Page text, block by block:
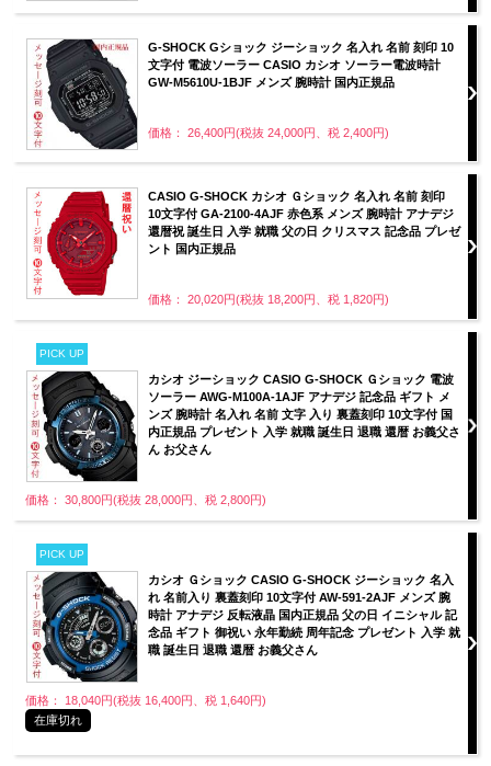
G-SHOCK Gショック ジーショック 名入れ 名前 刻印 10
文字付 電波ソーラー CASIO カシオ ソーラー電波時計
GW-M5610U-1BJF メンズ 腕時計 国内正規品
価格： 26,400円(税抜 24,000円、税 2,400円)
CASIO G-SHOCK カシオ Ｇショック 名入れ 名前 刻印
10文字付 GA-2100-4AJF 赤色系 メンズ 腕時計 アナデジ
還暦祝 誕生日 入学 就職 父の日 クリスマス 記念品 プレゼ
ント 国内正規品
価格： 20,020円(税抜 18,200円、税 1,820円)
PICK UP
カシオ ジーショック CASIO G-SHOCK Ｇショック 電波
ソーラー AWG-M100A-1AJF アナデジ 記念品 ギフト メ
ンズ 腕時計 名入れ 名前 文字 入り 裏蓋刻印 10文字付 国
内正規品 プレゼント 入学 就職 誕生日 退職 還暦 お義父さ
ん お父さん
価格： 30,800円(税抜 28,000円、税 2,800円)
PICK UP
カシオ Ｇショック CASIO G-SHOCK ジーショック 名入
れ 名前入り 裏蓋刻印 10文字付 AW-591-2AJF メンズ 腕
時計 アナデジ 反転液晶 国内正規品 父の日 イニシャル 記
念品 ギフト 御祝い 永年勤続 周年記念 プレゼント 入学 就
職 誕生日 退職 還暦 お義父さん
価格： 18,040円(税抜 16,400円、税 1,640円)
在庫切れ